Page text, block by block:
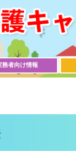
務者向け情報